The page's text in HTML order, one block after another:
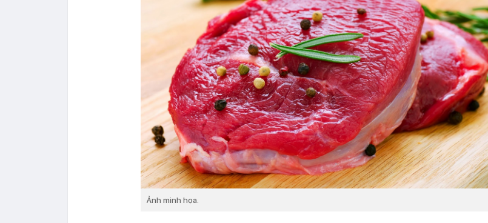
Ảnh minh họa.